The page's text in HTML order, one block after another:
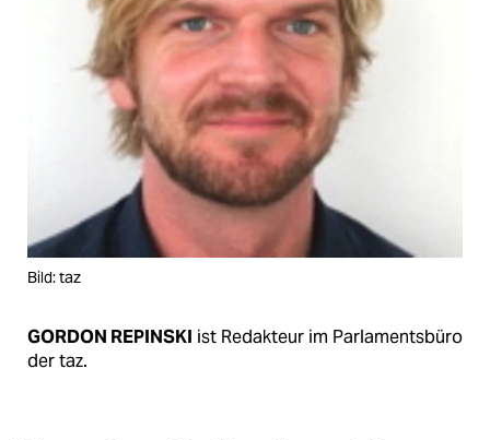
Bild: taz
GORDON REPINSKI ist Redakteur im Parlamentsbüro
der taz.